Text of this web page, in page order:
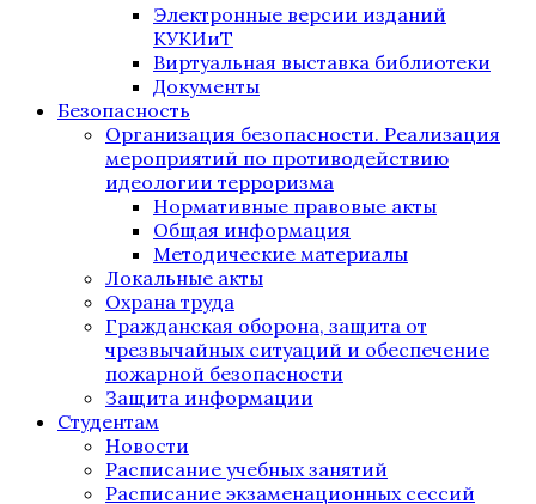
Электронные версии изданий
КУКИиТ
Виртуальная выставка библиотеки
Документы
Безопасность
Организация безопасности. Реализация
мероприятий по противодействию
идеологии терроризма
Нормативные правовые акты
Общая информация
Методические материалы
Локальные акты
Охрана труда
Гражданская оборона, защита от
чрезвычайных ситуаций и обеспечение
пожарной безопасности
Защита информации
Студентам
Новости
Расписание учебных занятий
Расписание экзаменационных сессий